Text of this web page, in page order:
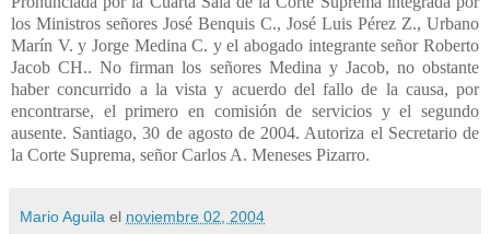
Mario Aguila el noviembre 02, 2004